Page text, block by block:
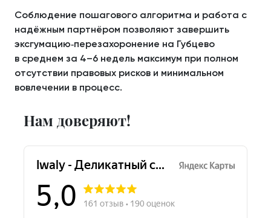
Соблюдение пошагового алгоритма и работа с
надёжным партнёром позволяют завершить
эксгумацию‑перезахоронение на Губцево
в среднем за 4–6 недель максимум при полном
отсутствии правовых рисков и минимальном
вовлечении в процесс.
Нам доверяют!